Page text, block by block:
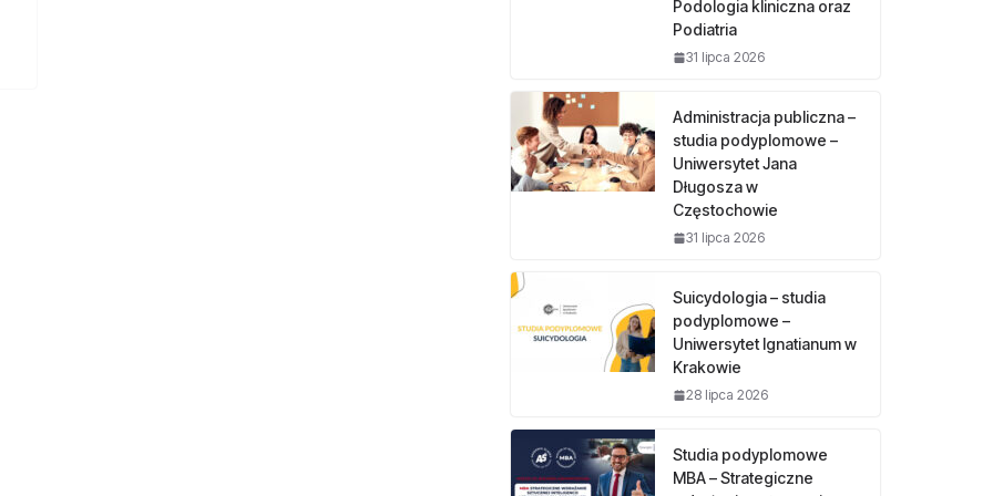
Podologia kliniczna oraz
Podiatria
31 lipca 2026
Administracja publiczna –
studia podyplomowe –
Uniwersytet Jana
Długosza w
Częstochowie
31 lipca 2026
Suicydologia – studia
podyplomowe –
Uniwersytet Ignatianum w
Krakowie
28 lipca 2026
Studia podyplomowe
MBA – Strategiczne